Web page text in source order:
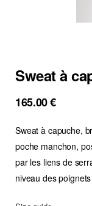
Sweat à
165.00€
Sweat à capuche,
poche manchon,
par les liens de
niveau des